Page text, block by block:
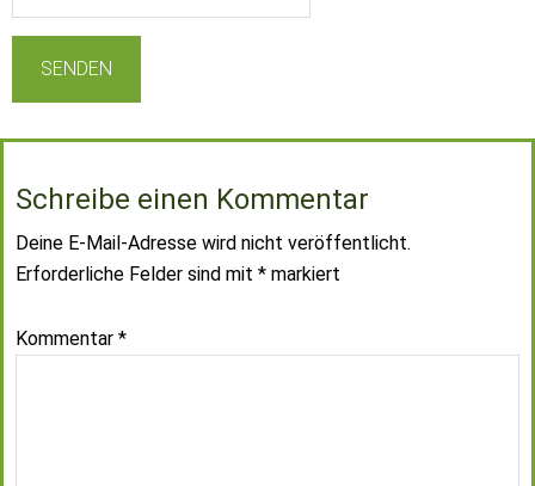
Schreibe einen Kommentar
Deine E-Mail-Adresse wird nicht veröffentlicht.
Erforderliche Felder sind mit * markiert
Kommentar *